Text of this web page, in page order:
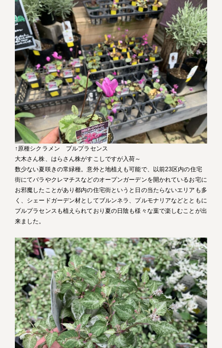
↑原種シクラメン プルプラセンス
大木さん株、はらさん株がすこしですが入荷～
数少ない夏咲きの常緑種。意外と地植えも可能で、以前23区内の住宅
街にてバラやクレマチスなどのオープンガーデンを開かれているお宅に
お邪魔したことがあり都内の住宅街というと日の当たらないエリアも多
く、シェードガーデン材としてブルンネラ、プルモナリアなどとともに
プルプラセンスも植えられており夏の日陰も様々な葉で楽しむことが出
来ました。